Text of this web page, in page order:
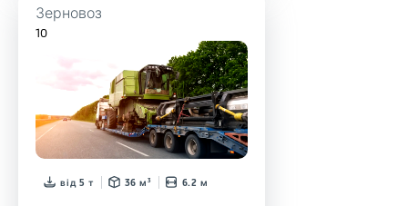
Зерновоз
10
від 5 т 36 м³ 6.2 м